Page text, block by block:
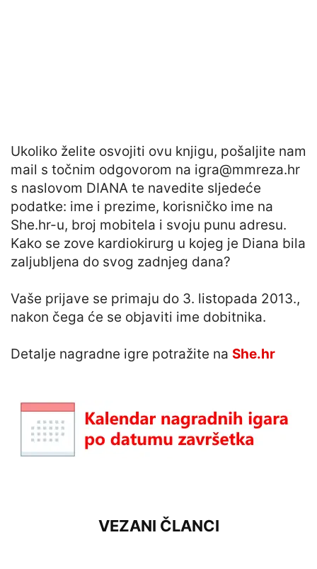
Ukoliko želite osvojiti ovu knjigu, pošaljite nam
mail s točnim odgovorom na igra@mmreza.hr
s naslovom DIANA te navedite sljedeće
podatke: ime i prezime, korisničko ime na
She.hr-u, broj mobitela i svoju punu adresu.
Kako se zove kardiokirurg u kojeg je Diana bila
zaljubljena do svog zadnjeg dana?
Vaše prijave se primaju do 3. listopada 2013.,
nakon čega će se objaviti ime dobitnika.
Detalje nagradne igre potražite na She.hr
VEZANI ČLANCI